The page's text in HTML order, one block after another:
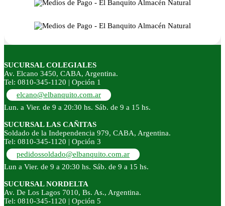
SUCURSAL COLEGIALES
Av. Elcano 3450, CABA, Argentina.
Tel: 0810-345-1120 | Opción 1
elcano@elbanquito.com.ar
Lun. a Vier. de 9 a 20:30 hs. Sáb. de 9 a 15 hs.
SUCURSAL LAS CAÑITAS
Soldado de la Independencia 979, CABA, Argentina.
Tel: 0810-345-1120 | Opción 3
pedidossoldado@elbanquito.com.ar
Lun a Vier. de 9 a 20:30 hs. Sáb. de 9 a 15 hs.
SUCURSAL NORDELTA
Av. De Los Lagos 7010, Bs. As., Argentina.
Tel: 0810-345-1120 | Opción 5